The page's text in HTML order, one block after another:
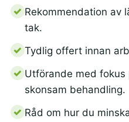
Rekommendation av
tak.
Tydlig offert innan
Utförande med fokus
skonsam behandling.
Råd om hur du